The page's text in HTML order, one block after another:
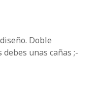
Doble
unas cañas ;-